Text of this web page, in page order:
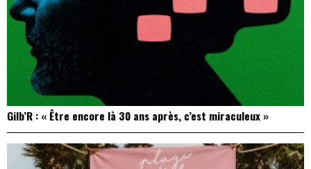
Gilb’R : « Être encore là 30 ans après, c’est miraculeux »